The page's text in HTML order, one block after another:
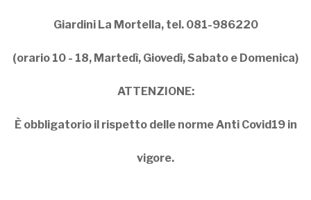
Giardini La Mortella, tel. 081-986220
(orario 10 - 18, Martedì, Giovedì, Sabato e Domenica)
ATTENZIONE:
È obbligatorio il rispetto delle norme Anti Covid19 in
vigore.